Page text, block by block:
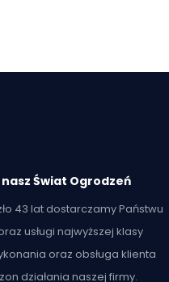
Świat Ogrodzeń
43 lat dostarczamy Państwu
usługi najwyższej klasy
oraz obsługa klienta
działania naszej firmy.